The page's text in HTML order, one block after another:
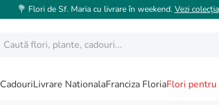
💐 Flori de Sf. Maria cu livrare în weekend. Vezi colecția
CadouriLivrare NationalaFranciza FloriaFlori pentru